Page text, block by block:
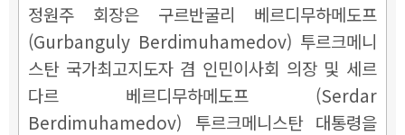
정원주 회장은 구르반굴리 베르디무하메도프
(Gurbanguly Berdimuhamedov) 투르크메니
스탄 국가최고지도자 겸 인민이사회 의장 및 세르
다르 베르디무하메도프 (Serdar
Berdimuhamedov) 투르크메니스탄 대통령을